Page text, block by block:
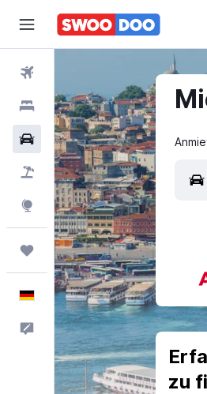
Hotels
Mietwagen
Pauschalreisen
Explore
Trips
Deutsch
Feedback
zu